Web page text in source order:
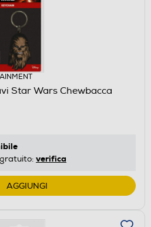
Star Wars Chewbacca
verifica
AGGIUNGI